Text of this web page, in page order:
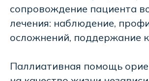
сопровождение пациента
лечения: наблюдение,
осложнений, поддержание
Паллиативная помощь